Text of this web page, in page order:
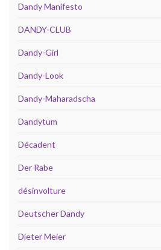
Dandy Manifesto
DANDY-CLUB
Dandy-Girl
Dandy-Look
Dandy-Maharadscha
Dandytum
Décadent
Der Rabe
désinvolture
Deutscher Dandy
Dieter Meier